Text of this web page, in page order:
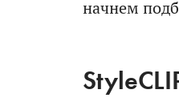
начнем